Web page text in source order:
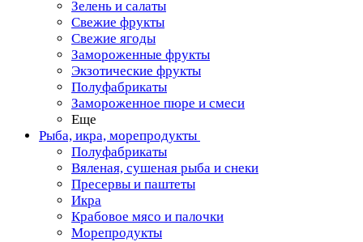
Зелень и салаты
Свежие фрукты
Свежие ягоды
Замороженные фрукты
Экзотические фрукты
Полуфабрикаты
Замороженное пюре и смеси
Еще
Рыба, икра, морепродукты
Полуфабрикаты
Вяленая, сушеная рыба и снеки
Пресервы и паштеты
Икра
Крабовое мясо и палочки
Морепродукты